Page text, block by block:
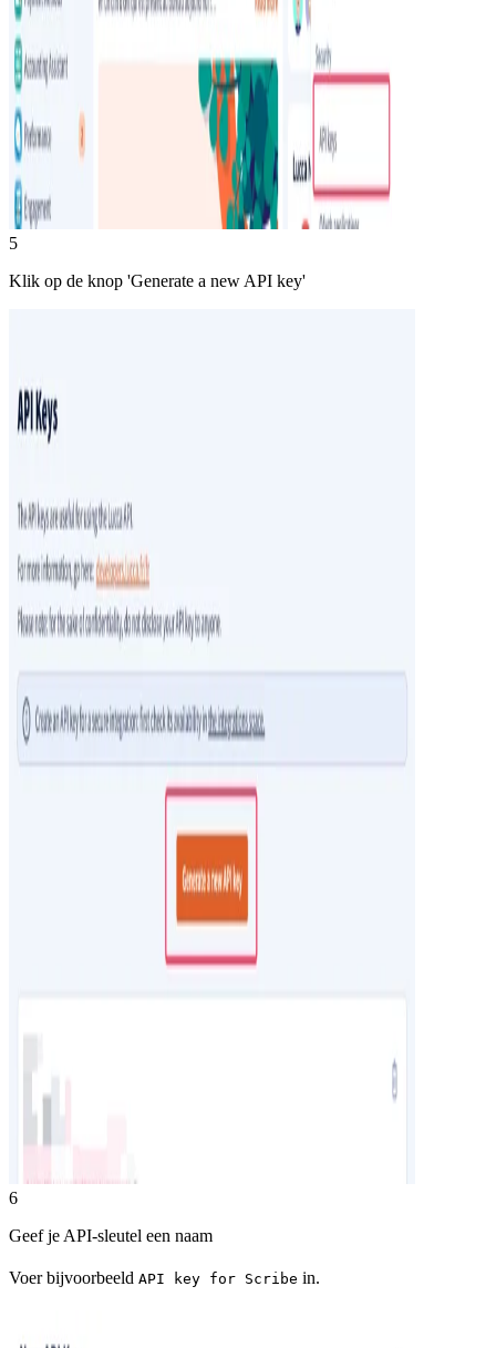
5
Klik op de knop 'Generate a new API key'
6
Geef je API-sleutel een naam
Voer bijvoorbeeld API key for Scribe in.